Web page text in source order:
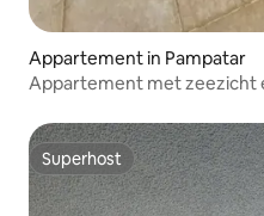
Appartement in Pampatar
Appartement met zeezicht
Superhost
Superhost